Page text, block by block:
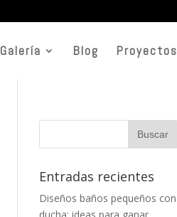
Galería Blog Proyectos
Entradas recientes
Diseños baños pequeños con